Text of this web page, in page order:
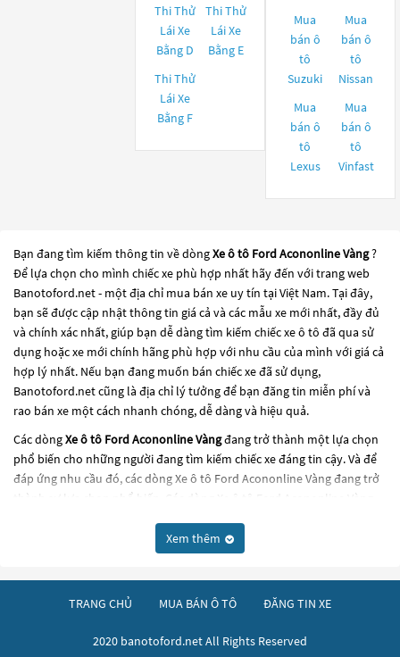
Thi Thử
Lái Xe
Bằng D
Thi Thử
Lái Xe
Bằng E
Thi Thử
Lái Xe
Bằng F
Mua
bán ô
tô
Suzuki
Mua
bán ô
tô
Nissan
Mua
bán ô
tô
Lexus
Mua
bán ô
tô
Vinfast
Bạn đang tìm kiếm thông tin về dòngXe ô tô Ford Acononline Vàng?
Để lựa chọn cho mình chiếc xe phù hợp nhất hãy đến với trang web
Banotoford.net - một địa chỉ mua bán xe uy tín tại Việt Nam. Tại đây,
bạn sẽ được cập nhật thông tin giá cả và các mẫu xe mới nhất, đầy đủ
và chính xác nhất, giúp bạn dễ dàng tìm kiếm chiếc xe ô tô đã qua sử
dụng hoặc xe mới chính hãng phù hợp với nhu cầu của mình với giá cả
hợp lý nhất. Nếu bạn đang muốn bán chiếc xe đã sử dụng,
Banotoford.net cũng là địa chỉ lý tưởng để bạn đăng tin miễn phí và
rao bán xe một cách nhanh chóng, dễ dàng và hiệu quả.
Các dòngXe ô tô Ford Acononline Vàngđang trở thành một lựa chọn
phổ biến cho những người đang tìm kiếm chiếc xe đáng tin cậy. Và để
đáp ứng nhu cầu đó, các dòngXe ô tô Ford Acononline Vàngđang trở
thành sự lựa chọn phổ biến. Các dòng
Xe ô tô Ford Acononline Vàng
dòng xe mới với thiết kế hiện đại và công nghệ tiên tiến. Các dòng
này đều được kiểm tra và bảo dưỡng kỹ
lưỡng để đảm bảo chất lượng và hiệu suất tốt nhất. Nếu bạn đang tìm
kiếm một chiếc xe, hãy khám phá các dòng
Xe ô tô Ford Acononline
sách của bạn tạiBanotoford.net .
Xem thêm
TRANG CHỦ MUA BÁN Ô TÔ ĐĂNG TIN XE
2020 banotoford.net All Rights Reserved